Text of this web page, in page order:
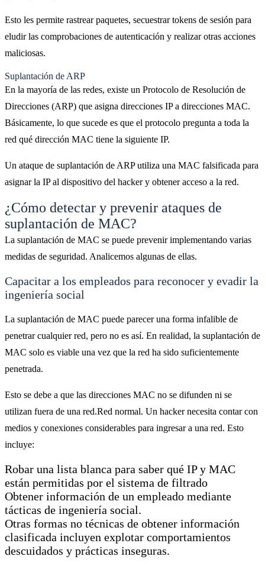
Esto les permite rastrear paquetes, secuestrar tokens de sesión para
eludir las comprobaciones de autenticación y realizar otras acciones
maliciosas.
Suplantación de ARP
En la mayoría de las redes, existe un Protocolo de Resolución de
Direcciones (ARP) que asigna direcciones IP a direcciones MAC.
Básicamente, lo que sucede es que el protocolo pregunta a toda la
red qué dirección MAC tiene la siguiente IP.
Un ataque de suplantación de ARP utiliza una MAC falsificada para
asignar la IP al dispositivo del hacker y obtener acceso a la red.
¿Cómo detectar y prevenir ataques de
suplantación de MAC?
La suplantación de MAC se puede prevenir implementando varias
medidas de seguridad. Analicemos algunas de ellas.
Capacitar a los empleados para reconocer y evadir la
ingeniería social
La suplantación de MAC puede parecer una forma infalible de
penetrar cualquier red, pero no es así. En realidad, la suplantación de
MAC solo es viable una vez que la red ha sido suficientemente
penetrada.
Esto se debe a que las direcciones MAC no se difunden ni se
utilizan fuera de una red.Red normal. Un hacker necesita contar con
medios y conexiones considerables para ingresar a una red. Esto
incluye:
Robar una lista blanca para saber qué IP y MAC
están permitidas por el sistema de filtrado
Obtener información de un empleado mediante
tácticas de ingeniería social.
Otras formas no técnicas de obtener información
clasificada incluyen explotar comportamientos
descuidados y prácticas inseguras.